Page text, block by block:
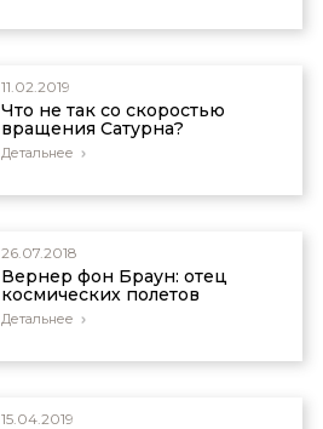
11.02.2019
Что не так со скоростью
вращения Сатурна?
Детальнее
26.07.2018
Вернер фон Браун: отец
космических полетов
Детальнее
15.04.2019